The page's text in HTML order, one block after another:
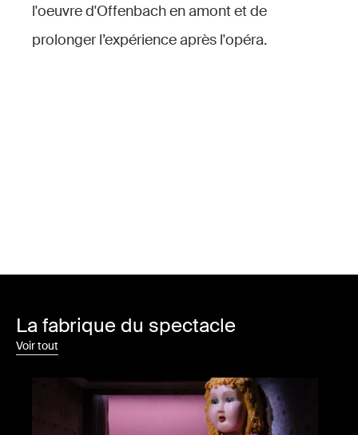
l'oeuvre d'Offenbach en amont et de
prolonger l’expérience après l'opéra.
La fabrique du spectacle
Voir tout